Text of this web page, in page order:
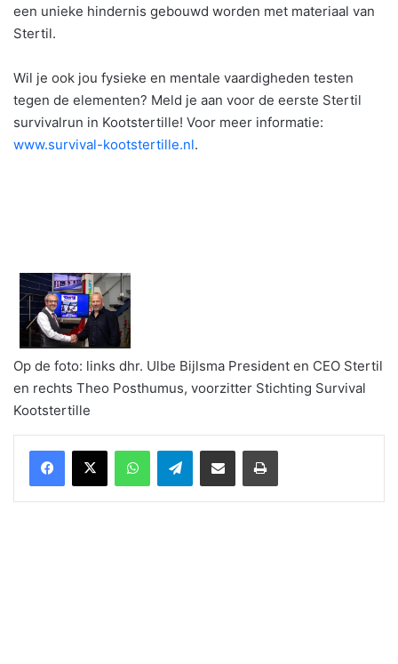
een unieke hindernis gebouwd worden met materiaal van
Stertil.
Wil je ook jou fysieke en mentale vaardigheden testen
tegen de elementen? Meld je aan voor de eerste Stertil
survivalrun in Kootstertille! Voor meer informatie:
www.survival-kootstertille.nl.
Op de foto: links dhr. Ulbe Bijlsma President en CEO Stertil
en rechts Theo Posthumus, voorzitter Stichting Survival
Kootstertille
WhatsAppTelegramDelen via Email Print